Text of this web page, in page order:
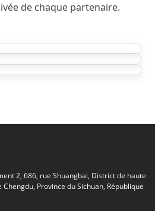
de chaque partenaire.
2, 686, rue Shuangbai, District de haute
Province du Sichuan, République